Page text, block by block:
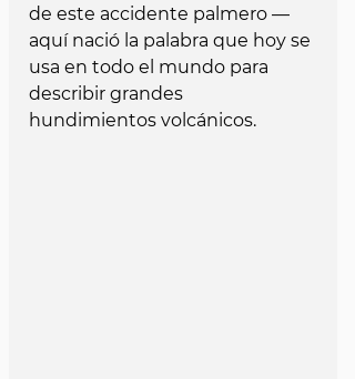
de este accidente palmero —
aquí nació la palabra que hoy se
usa en todo el mundo para
describir grandes
hundimientos volcánicos.